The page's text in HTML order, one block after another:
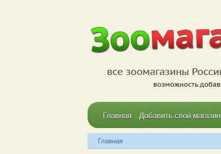
Главная Добавить свой магазин
Главная